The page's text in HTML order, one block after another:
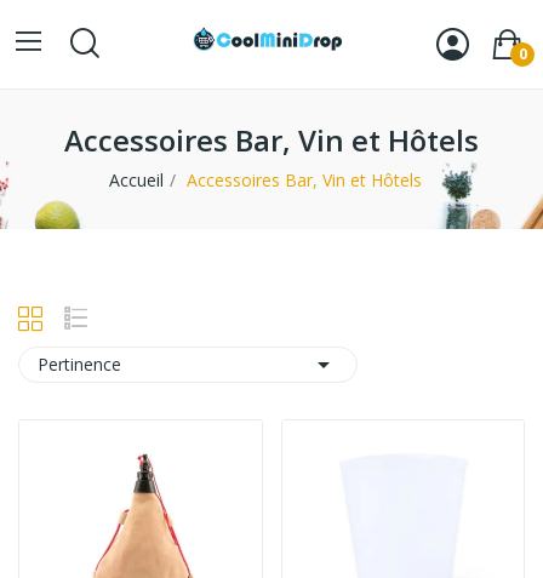
0
Accessoires Bar, Vin et Hôtels
Accueil Accessoires Bar, Vin et Hôtels
Pertinence 